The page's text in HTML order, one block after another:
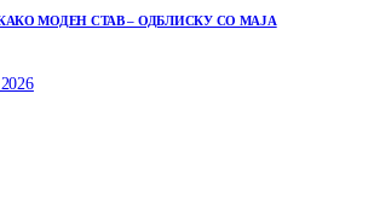
МОДЕН СТАВ – ОДБЛИСКУ СО МАЈА